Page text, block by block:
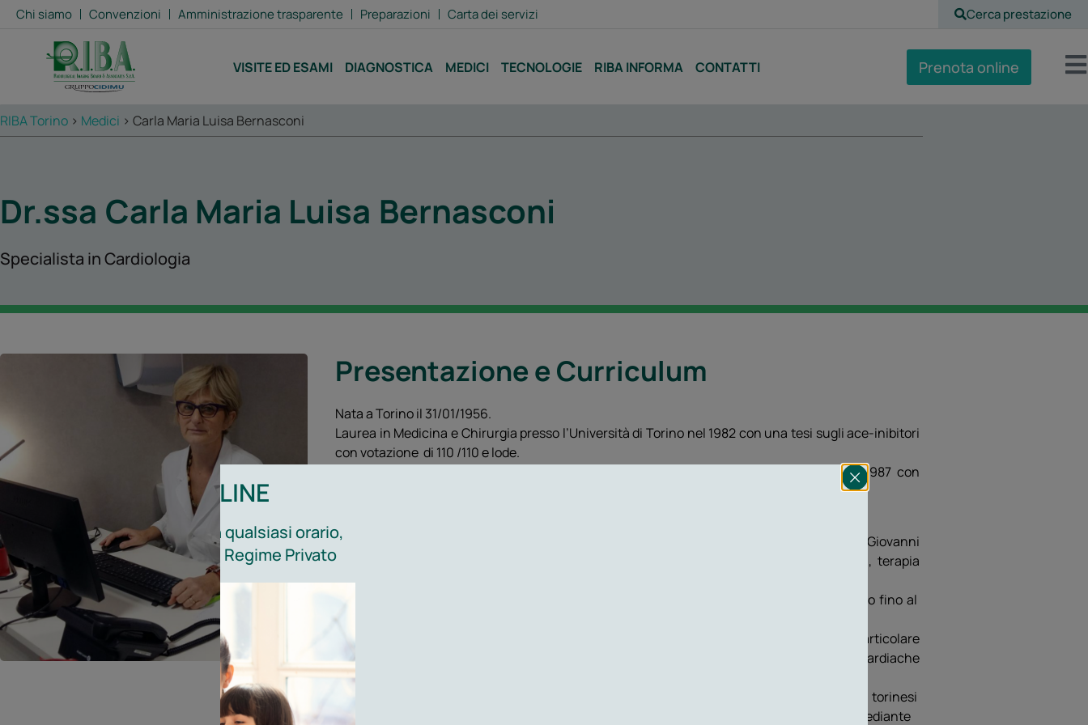
Chi siamo Convenzioni Amministrazione trasparente Preparazioni Carta dei servizi Cerca prestazione
VISITE ED ESAMI DIAGNOSTICA MEDICI TECNOLOGIE RIBA INFORMA CONTATTI Prenota online
RIBA Torino > Medici > Carla Maria Luisa Bernasconi
Dr.ssa Carla Maria Luisa Bernasconi
Specialista in Cardiologia
Presentazione e Curriculum
Nata a Torino il 31/01/1956.
Laurea in Medicina e Chirurgia presso l’Università di Torino nel 1982 con una tesi sugli ace-inibitori
con votazione di 110 /110 e lode.
Ha conseguito la specializzazione in Cardiologia presso la medesima Università nel 1987 con
Assistente volontaria presso la divisione ospedaliera di Cardiologia dell’ospedale S Giovanni
Battista (oggi Città della Salute) fino al 1989 dove si è occupata di cardiologia clinica, terapia
intensiva ed ecocardiografia.
Assunta per concorso nel 1990 presso la medesima divisione, assistente a tempo pieno fino al
1993 e successivamente aiuto a tempo pieno.
Dal 2000 al 2003 responsabile del laboratorio di diagnostica ecocardiografica con particolare
riferimento alla cardiopatia ischemica (ecostress, ecocontrasto), alle patologie valvolari cardiache
ed allo studio delle protesi valvolari con metodica ecotransesofagea.
Dal 2004 collabora in qualità di cardiologa libera professionista con diverse strutture torinesi
occupandosi sia di cardiologia clinica che di diagnostica non invasiva della cardiopatia mediante
PRENOTAZIONE ONLINE
che è possibile prenotare in qualsiasi orario,
online, le prestazioni in Regime Privato